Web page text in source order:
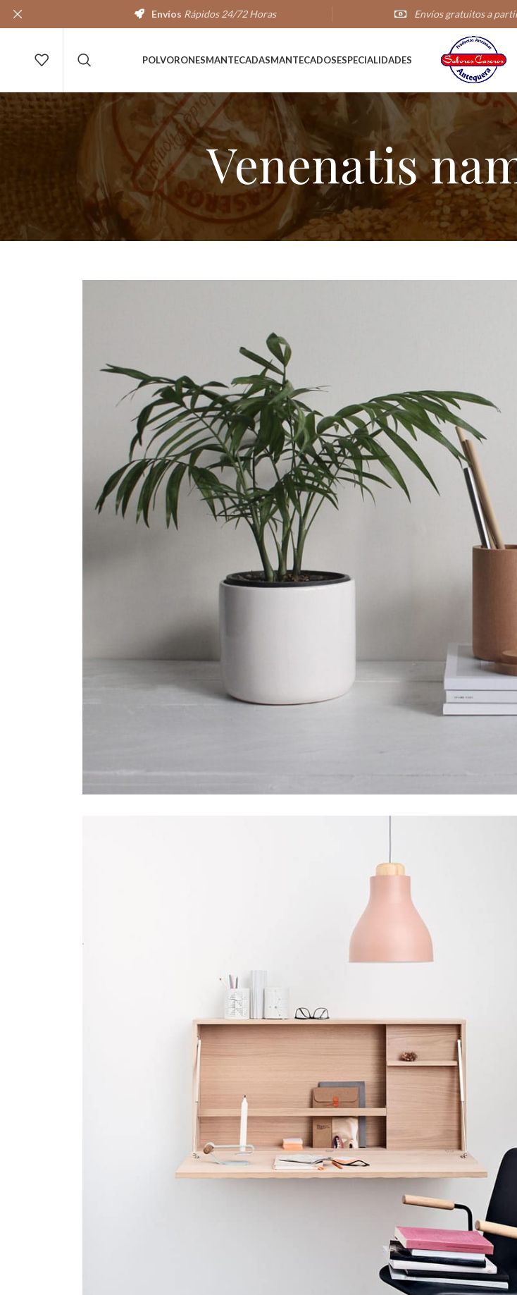
POLVORONESMANTECADASMANTECADOSESPECIALIDADES
Venenatis
Envíos Rápidos 24/72 Horas Envíos gratuitos a